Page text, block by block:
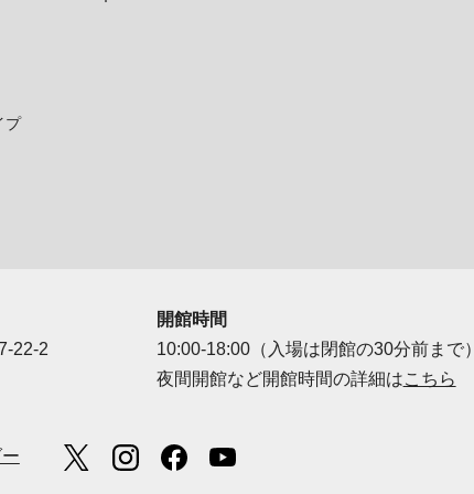
プ
22-2
開館時間
10:00-18:00（入場は閉館の30分前まで）
夜間開館など開館時間の詳細はこちら